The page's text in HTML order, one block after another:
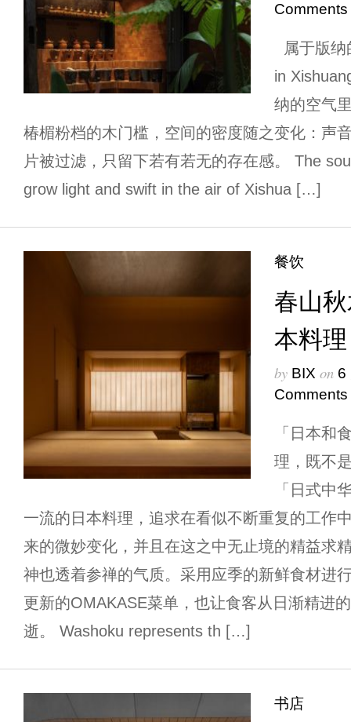
Comments
属于版纳
in
纳的空气
椿楣粉档的木门槛，空间的密度随之变化：声
片被过滤，只留下若有若无的存在感。 The
grow light and swift in the air of Xishua […]
餐饮
春山
本料理
by BIX on 6
Comments
「日本和
理，既不
「日式中
一流的日本料理，追求在看似不断重复的工作
来的微妙变化，并且在这之中无止境的精益求
神也透着参禅的气质。采用应季的新鲜食材进
更新的OMAKASE菜单，也让食客从日渐精进
逝。 Washoku represents th […]
书店